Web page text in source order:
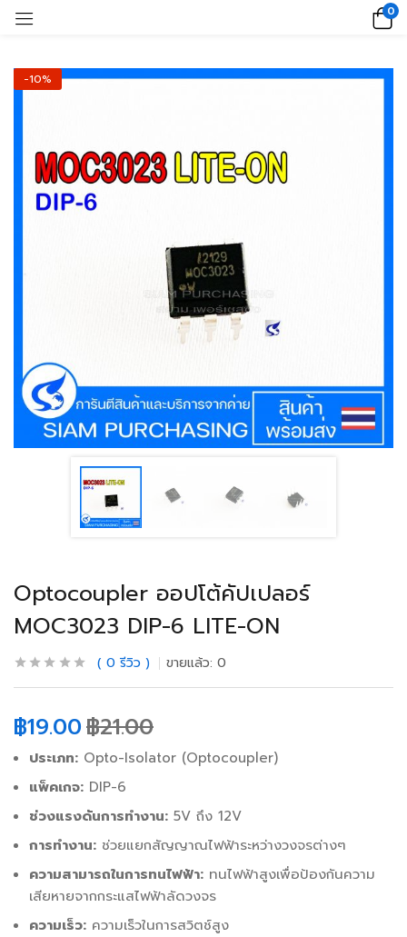
0
-10%
Optocoupler ออปโต้คัปเปลอร์
MOC3023 DIP-6 LITE-ON
0 รีวิว ขายแล้ว: 0
฿19.00฿21.00
ประเภท: Opto-Isolator (Optocoupler)
แพ็คเกจ: DIP-6
ช่วงแรงดันการทำงาน: 5V ถึง 12V
การทำงาน: ช่วยแยกสัญญาณไฟฟ้าระหว่างวงจรต่างๆ
ความสามารถในการทนไฟฟ้า: ทนไฟฟ้าสูงเพื่อป้องกันความ
เสียหายจากกระแสไฟฟ้าลัดวงจร
ความเร็ว: ความเร็วในการสวิตช์สูง